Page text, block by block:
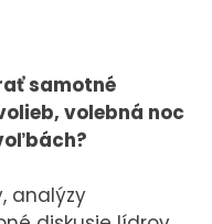
samotné
volebná noc
analýzy